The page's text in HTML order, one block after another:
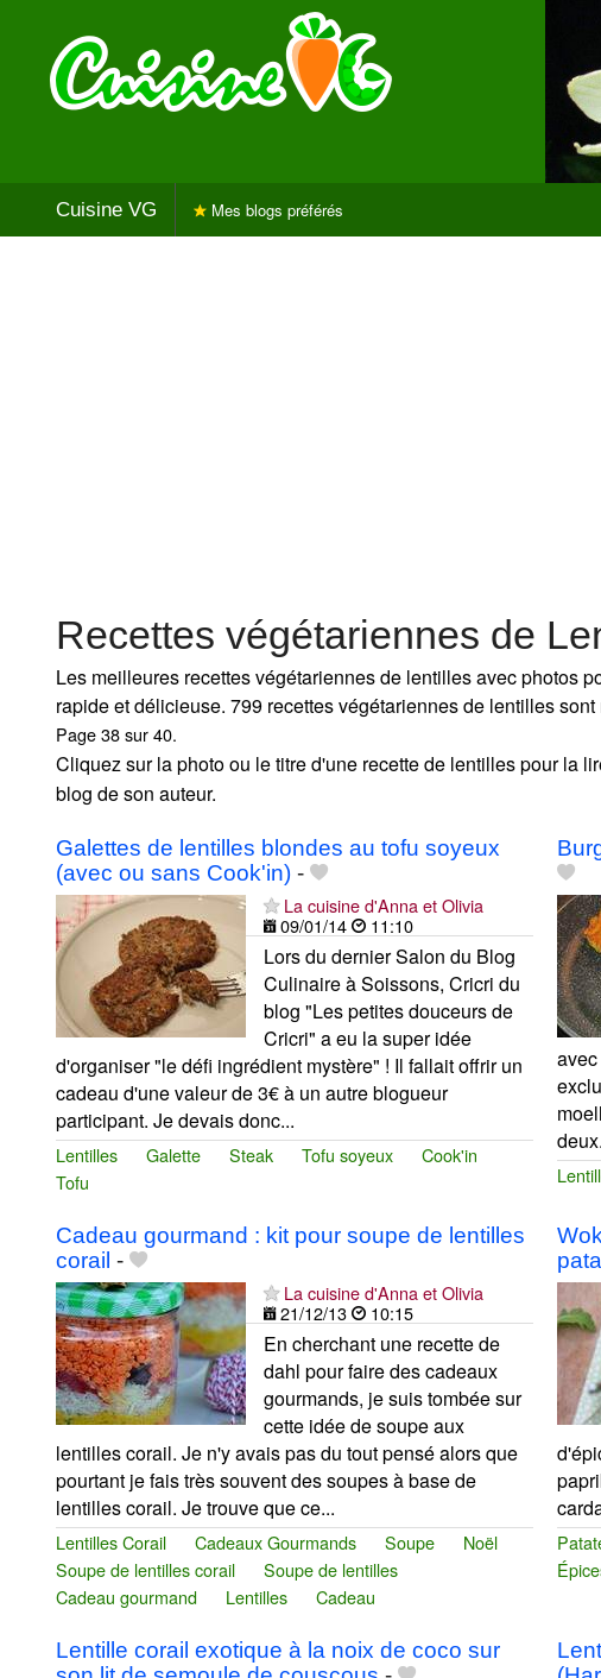
Cuisine VG Mes blogs préférés
Recettes végétariennes de
Les meilleures recettes végétariennes de lentilles avec photos
rapide et délicieuse. 799 recettes végétariennes de lentilles
Page 38 sur 40.
Cliquez sur la photo ou le titre d'une recette de lentilles pour la
blog de son auteur.
Galettes de lentilles blondes au tofu soyeux
(avec ou sans Cook'in) -
La cuisine d'Anna et Olivia
09/01/14
11:10
Lors du dernier Salon du Blog
Culinaire à Soissons, Cricri du
blog "Les petites douceurs de
Cricri" a eu la super idée
d'organiser "le défi ingrédient mystère" ! Il fallait offrir un
cadeau d'une valeur de 3€ à un autre blogueur
participant. Je devais donc...
Lentilles Galette Steak Tofu soyeux
Cook'in
Tofu
Cadeau gourmand : kit pour soupe de lentilles
corail -
La cuisine d'Anna et Olivia
21/12/13
10:15
En cherchant une recette de
dahl pour faire des cadeaux
gourmands, je suis tombée sur
cette idée de soupe aux
lentilles corail. Je n'y avais pas du tout pensé alors que
pourtant je fais très souvent des soupes à base de
lentilles corail. Je trouve que ce...
Lentilles Corail Cadeaux Gourmands Soupe
Noël
Soupe de lentilles corail
Soupe de lentilles
Cadeau gourmand
Lentilles Cadeau
Lentille corail exotique à la noix de coco sur